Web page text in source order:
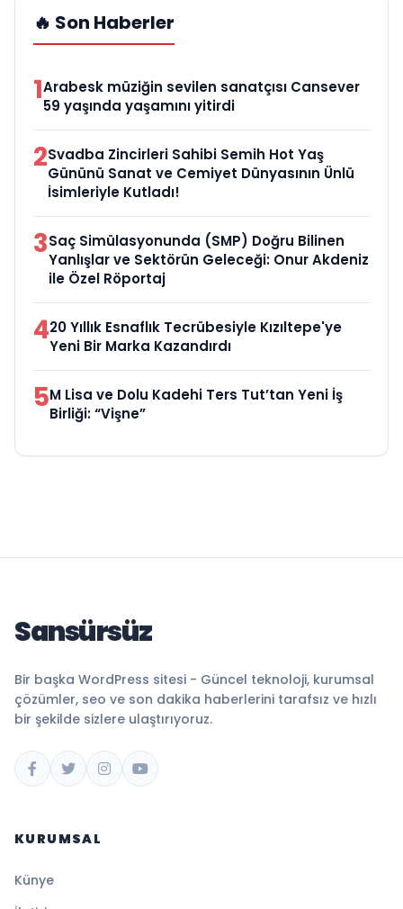
🔥 Son Haberler
1Arabesk müziğin sevilen sanatçısı Cansever
59 yaşında yaşamını yitirdi
2Svadba Zincirleri Sahibi Semih Hot Yaş
Gününü Sanat ve Cemiyet Dünyasının Ünlü
İsimleriyle Kutladı!
3Saç Simülasyonunda (SMP) Doğru Bilinen
Yanlışlar ve Sektörün Geleceği: Onur Akdeniz
ile Özel Röportaj
420 Yıllık Esnaflık Tecrübesiyle Kızıltepe'ye
Yeni Bir Marka Kazandırdı
5M Lisa ve Dolu Kadehi Ters Tut’tan Yeni İş
Birliği: “Vişne”
Sansürsüz
Bir başka WordPress sitesi - Güncel teknoloji, kurumsal
çözümler, seo ve son dakika haberlerini tarafsız ve hızlı
bir şekilde sizlere ulaştırıyoruz.
KURUMSAL
Künye